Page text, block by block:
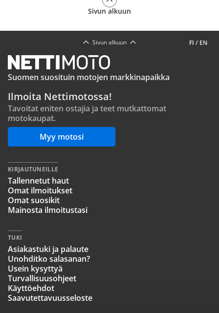
Sivun alkuun
FI / EN
Sivun alkuun
Suomen suosituin motojen markkinapaikka
Ilmoita Nettimotossa!
Tavoitat eniten ostajia ja teet mutkattomat
motokaupat.
Myy motosi
KIRJAUTUNEILLE
Tallennetut haut
Omat ilmoitukset
Omat suosikit
Mainosta ilmoitustasi
TUKI
Asiakastuki ja palaute
Unohditko salasanan?
Usein kysyttyä
Turvallisuusohjeet
Käyttöehdot
Saavutettavuusseloste